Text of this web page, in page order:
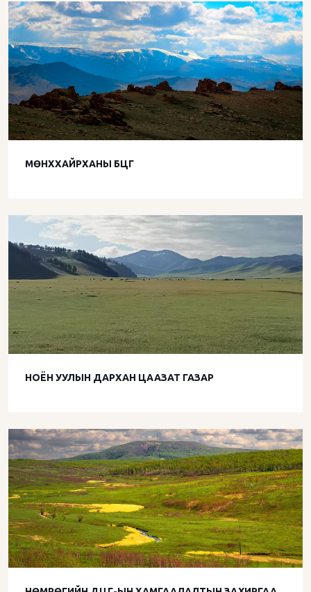
МӨНХХАЙРХАНЫ БЦГ
НОЁН УУЛЫН ДАРХАН ЦААЗАТ ГАЗАР